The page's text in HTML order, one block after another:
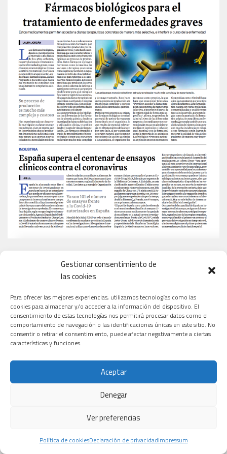
Gestionar consentimiento de
las cookies
Para ofrecer las mejores experiencias, utilizamos tecnologías como las
cookies para almacenar y/o acceder a la información del dispositivo. El
consentimiento de estas tecnologías nos permitirá procesar datos como el
comportamiento de navegación o las identificaciones únicas en este sitio. No
consentir o retirar el consentimiento, puede afectar negativamente a ciertas
características y funciones.
Aceptar
Denegar
Ver preferencias
Política de cookiesDeclaración de privacidadImpressum